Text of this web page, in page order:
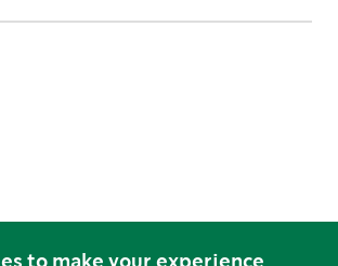
to make your experience